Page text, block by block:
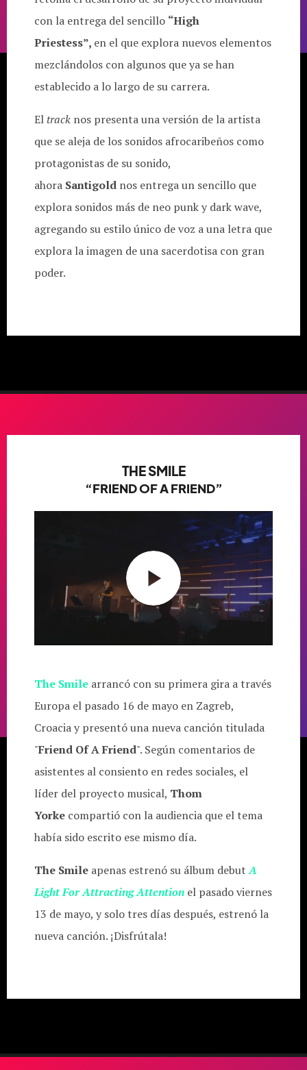
con la entrega del sencillo “High
Priestess”, en el que explora nuevos elementos
mezclándolos con algunos que ya se han
establecido a lo largo de su carrera.
El track nos presenta una versión de la artista
que se aleja de los sonidos afrocaribeños como
protagonistas de su sonido,
ahora Santigold nos entrega un sencillo que
explora sonidos más de neo punk y dark wave,
agregando su estilo único de voz a una letra que
explora la imagen de una sacerdotisa con gran
poder.
THE SMILE
“FRIEND OF A FRIEND”
The Smile arrancó con su primera gira a través
Europa el pasado 16 de mayo en Zagreb,
Croacia y presentó una nueva canción titulada
"Friend Of A Friend". Según comentarios de
asistentes al consiento en redes sociales, el
líder del proyecto musical, Thom
Yorke compartió con la audiencia que el tema
había sido escrito ese mismo día.
The Smile apenas estrenó su álbum debutA
Light For Attracting Attention el pasado viernes
13 de mayo, y solo tres días después, estrenó la
nueva canción. ¡Disfrútala!